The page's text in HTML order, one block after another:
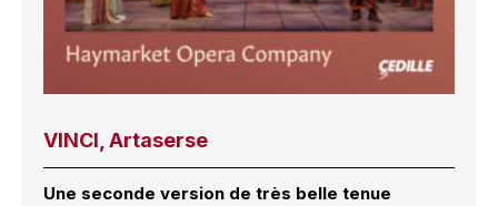
VINCI, Artaserse
Une seconde version de très belle tenue